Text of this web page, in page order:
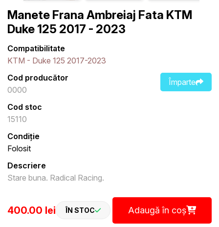
Manete Frana Ambreiaj Fata KTM
Duke 125 2017 - 2023
Compatibilitate
KTM - Duke 125 2017-2023
Împarte
Cod producător
0000
Cod stoc
15110
Condiție
Folosit
Descriere
Stare buna. Radical Racing.
400.00 lei ÎN STOC Adaugă în coș